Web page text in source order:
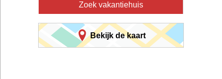
Zoek vakantiehuis
Bekijk de kaart